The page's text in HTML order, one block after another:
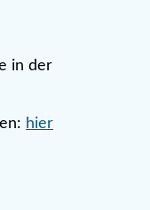
in der
hier